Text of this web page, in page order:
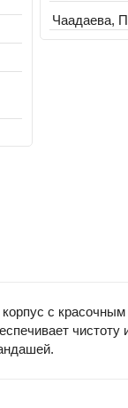
Чаадаева,
с
чистоту